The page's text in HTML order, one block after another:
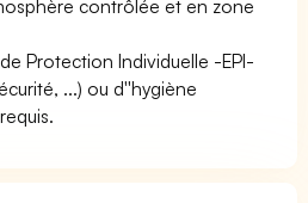
contrôlée et en zone
Protection Individuelle -EPI-
...) ou d''hygiène